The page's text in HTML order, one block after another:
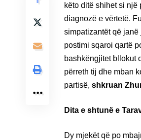
këto ditë shihet si
diagnozë e vërtetë.
simpatizantët që janë
postimi sqaroi qartë
bashkëngjitet bllokut
përreth tij dhe mban
partisë, shkruan
Dita e shtunë e
Dy mjekët që po